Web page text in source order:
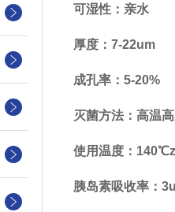
可湿性：亲水
厚度：7-22um
成孔率：5-20%
灭菌方法：高温
使用温度：
胰岛素吸收率：